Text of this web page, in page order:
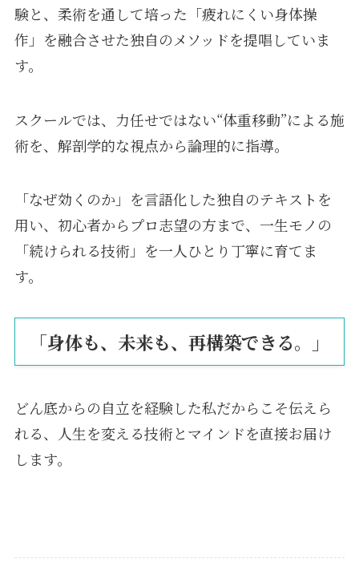
験と、柔術を通して培った「疲れにくい身体操
作」を融合させた独自のメソッドを提唱していま
す。
スクールでは、力任せではない“体重移動”による施
術を、解剖学的な視点から論理的に指導。
「なぜ効くのか」を言語化した独自のテキストを
用い、初心者からプロ志望の方まで、一生モノの
「続けられる技術」を一人ひとり丁寧に育てま
す。
「身体も、未来も、再構築できる。」
どん底からの自立を経験した私だからこそ伝えら
れる、人生を変える技術とマインドを直接お届け
します。